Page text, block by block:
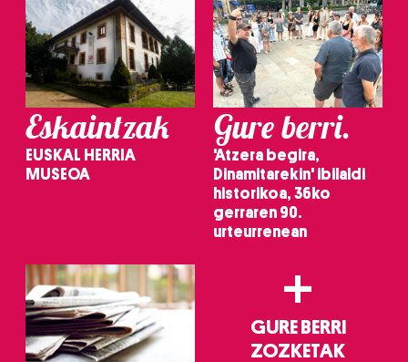
erabiltzeko baimen esplizitua ematen diguzu.Gehiago
irakurri
Eskaintzak
EUSKAL HERRIA
MUSEOA
Gure berri.
'Atzera begira,
Dinamitarekin' ibilaldi
historikoa, 36ko
gerraren 90.
urteurrenean
+
GURE BERRI
ZOZKETAK